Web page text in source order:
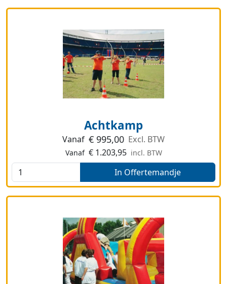
Achtkamp
Vanaf € 995,00 Excl. BTW
Vanaf € 1.203,95 incl. BTW
In Offertemandje